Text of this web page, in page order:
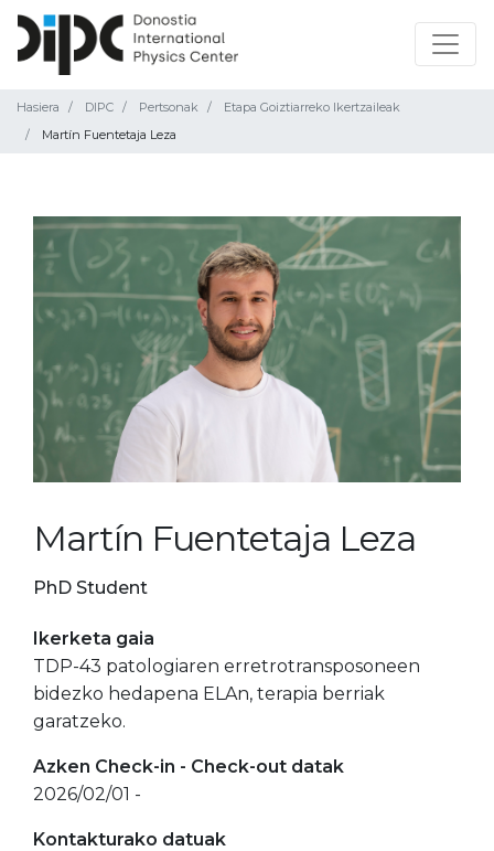
Hasiera DIPC Pertsonak
Etapa Goiztiarreko Ikertzaileak
Martín Fuentetaja Leza
Martín Fuentetaja Leza
PhD Student
Ikerketa gaia
TDP-43 patologiaren erretrotransposoneen
bidezko hedapena ELAn, terapia berriak
garatzeko.
Azken Check-in - Check-out datak
2026/02/01 -
Kontakturako datuak